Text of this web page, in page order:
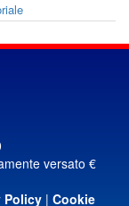
versato €
Policy | Cookie